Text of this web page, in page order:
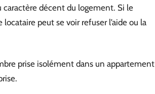
caractère décent du logement. Si le
peut se voir refuser l’aide ou la
prise isolément dans un appartement